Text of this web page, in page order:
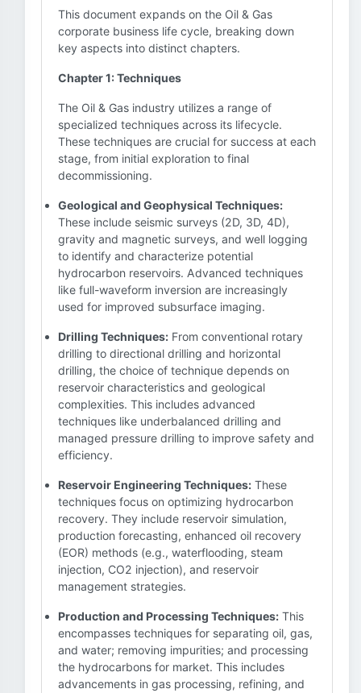
This document expands on the Oil & Gas
corporate business life cycle, breaking down
key aspects into distinct chapters.
Chapter 1: Techniques
The Oil & Gas industry utilizes a range of
specialized techniques across its lifecycle.
These techniques are crucial for success at each
stage, from initial exploration to final
decommissioning.
Geological and Geophysical Techniques:
These include seismic surveys (2D, 3D, 4D),
gravity and magnetic surveys, and well logging
to identify and characterize potential
hydrocarbon reservoirs. Advanced techniques
like full-waveform inversion are increasingly
used for improved subsurface imaging.
Drilling Techniques: From conventional rotary
drilling to directional drilling and horizontal
drilling, the choice of technique depends on
reservoir characteristics and geological
complexities. This includes advanced
techniques like underbalanced drilling and
managed pressure drilling to improve safety and
efficiency.
Reservoir Engineering Techniques: These
techniques focus on optimizing hydrocarbon
recovery. They include reservoir simulation,
production forecasting, enhanced oil recovery
(EOR) methods (e.g., waterflooding, steam
injection, CO2 injection), and reservoir
management strategies.
Production and Processing Techniques: This
encompasses techniques for separating oil, gas,
and water; removing impurities; and processing
the hydrocarbons for market. This includes
advancements in gas processing, refining, and